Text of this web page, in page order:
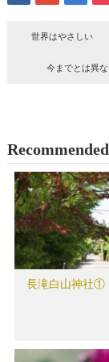
世界はやさしい
今までとは異
Recommended
長滝白山神社①